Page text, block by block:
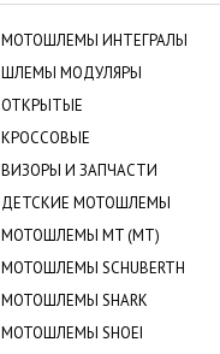
МОТОШЛЕМЫ ИНТЕГРАЛЫ
ШЛЕМЫ МОДУЛЯРЫ
ОТКРЫТЫЕ
КРОСCОВЫЕ
ВИЗОРЫ И ЗАПЧАСТИ
ДЕТСКИЕ МОТОШЛЕМЫ
МОТОШЛЕМЫ MT (МТ)
МОТОШЛЕМЫ SCHUBERTH
МОТОШЛЕМЫ SHARK
МОТОШЛЕМЫ SHOEI